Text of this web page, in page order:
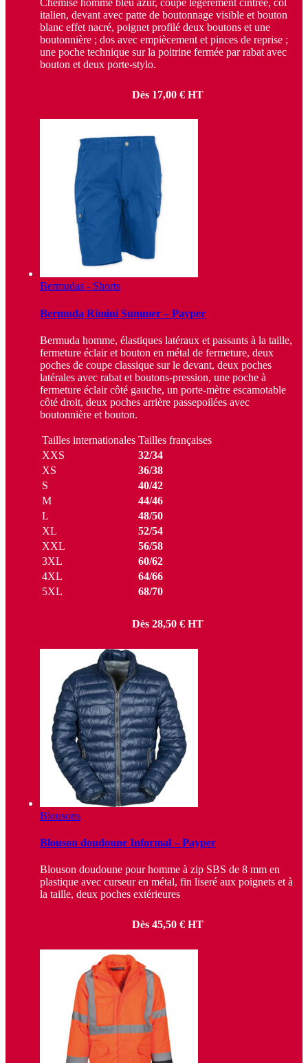
Chemise homme bleu azur, coupe légèrement cintrée, col
italien, devant avec patte de boutonnage visible et bouton
blanc effet nacré, poignet profilé deux boutons et une
boutonnière ; dos avec empiècement et pinces de reprise ;
une poche technique sur la poitrine fermée par rabat avec
bouton et deux porte-stylo.
Dès 17,00 € HT
Bermudas - Shorts
Bermuda Rimini Summer – Payper
Bermuda homme, élastiques latéraux et passants à la taille,
fermeture éclair et bouton en métal de fermeture, deux
poches de coupe classique sur le devant, deux poches
latérales avec rabat et boutons-pression, une poche à
fermeture éclair côté gauche, un porte-mètre escamotable
côté droit, deux poches arrière passepoilées avec
boutonnière et bouton.
Tailles internationales Tailles françaises
XXS
32/34
XS
36/38
S
40/42
M
44/46
L
48/50
XL
52/54
XXL
56/58
3XL
60/62
4XL
64/66
5XL
68/70
Dès 28,50 € HT
Blousons
Blouson doudoune Informal – Payper
Blouson doudoune pour homme à zip SBS de 8 mm en
plastique avec curseur en métal, fin liseré aux poignets et à
la taille, deux poches extérieures
Dès 45,50 € HT